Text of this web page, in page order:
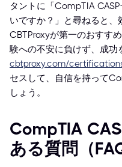
タントに「CompTIA
いですか？」と尋ねると、
CBTProxyが第一のおすす
験への不安に負けず、成功
cbtproxy.com/
セスして、自信を持って
しょう。
CompTIA
ある質問（